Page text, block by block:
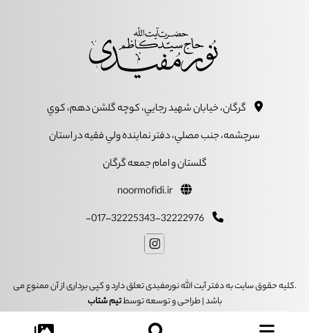
گرگان، خيابان شهيد رجايي، کوچه گلشن دهم، کوي
سرچشمه، جنب مصلي، دفتر نماينده ولي فقيه در استان
گلستان و امام جمعه گرگان
.کلیه حقوق سایت به دفتر آیت الله نورمفیدی تعلق دارد و کپی برداری از آن ممنوع می
باشد | طراحی و توسعه توسطتیم شتاب